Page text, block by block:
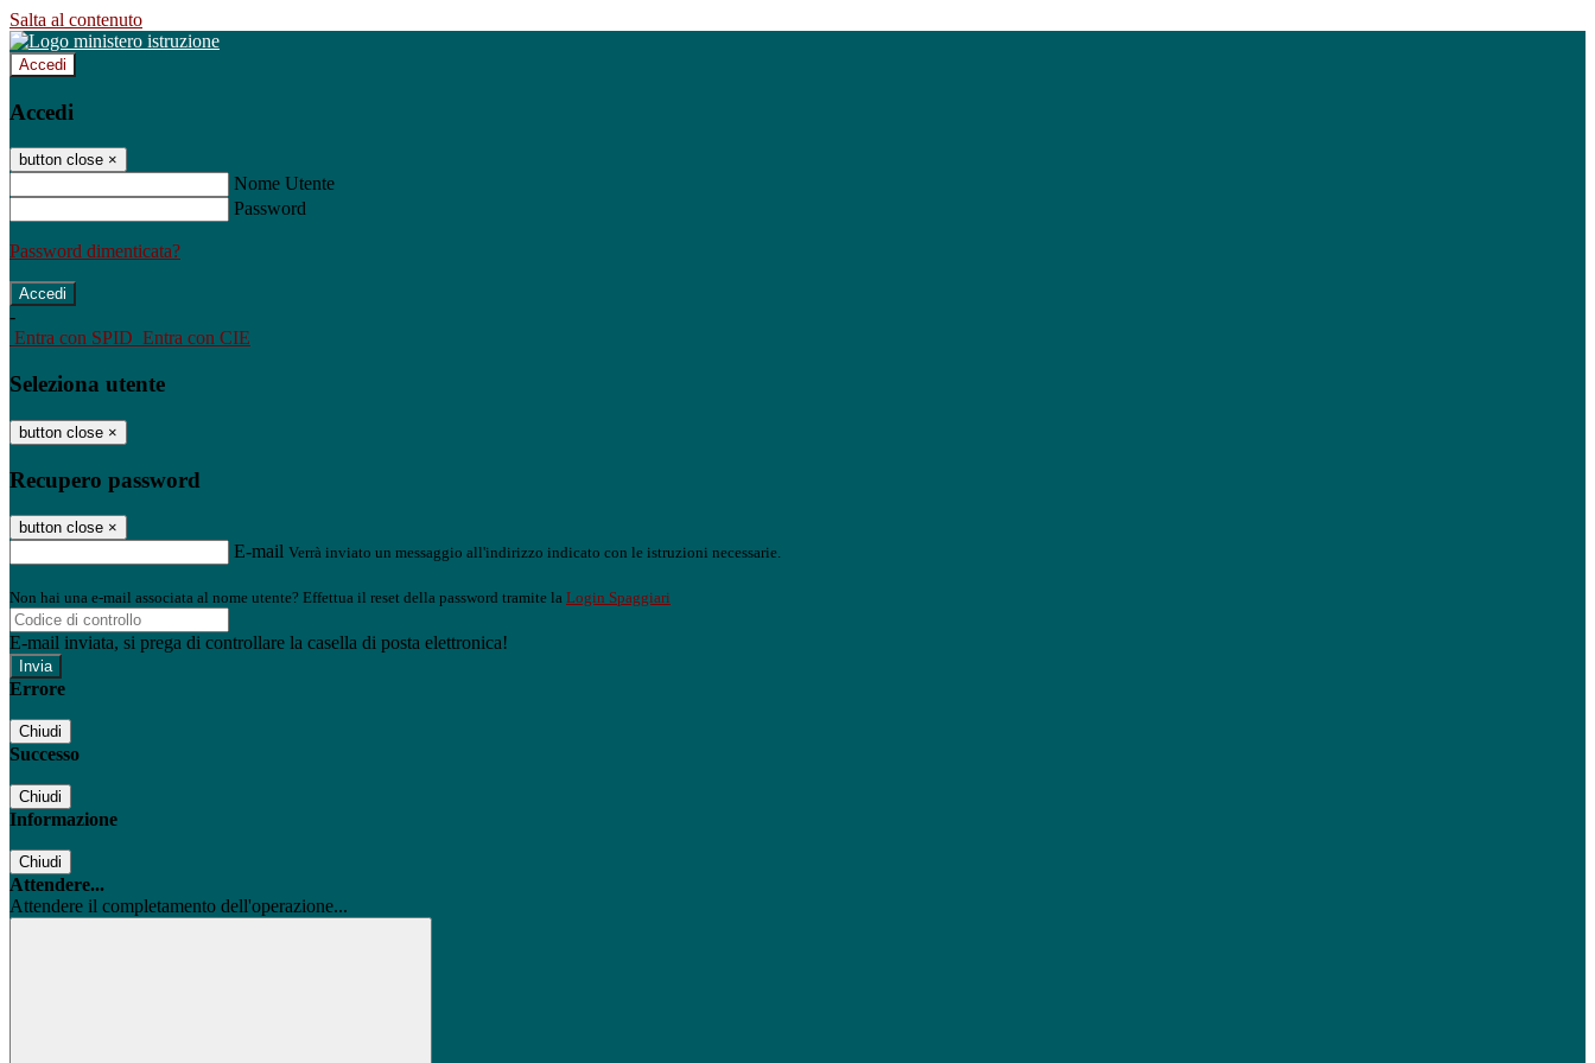
Salta al contenuto
Accedi
Accedi
button close ×
Nome Utente
Password
Password dimenticata?
-
Entra con SPID Entra con CIE
Seleziona utente
button close ×
Recupero password
button close ×
E-mail Verrà inviato un messaggio all'indirizzo indicato con le istruzioni necessarie.
Non hai una e-mail associata al nome utente? Effettua il reset della password tramite la Login Spaggiari
E-mail inviata, si prega di controllare la casella di posta elettronica!
Errore
Chiudi
Successo
Chiudi
Informazione
Chiudi
Attendere...
Attendere il completamento dell'operazione...